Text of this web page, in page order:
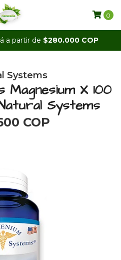
a partir de $280.000 COP
0
Systems
Magnesium X 100
Systems
COP